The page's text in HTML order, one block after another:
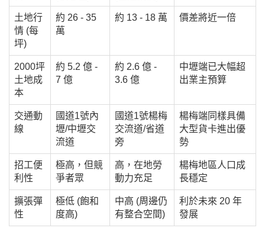
土地行
情 (每
坪)
約 26 - 35
萬
約 13 - 18 萬 價差將近一倍
2000坪
土地成
本
約 5.2 億 -
7 億
約 2.6 億 -
3.6 億
中壢端已大幅超
出業主預算
交通動
線
國道1號內
壢/中壢交
流道
國道1號楊梅
交流道/省道
旁
楊梅端同樣具備
大型貨卡進出優
勢
招工便
利性
極高，但競
爭者眾
高，在地勞
動力充足
楊梅地區人口成
長穩定
擴張彈
性
極低 (飽和
度高)
中高 (周邊仍
有整合空間)
利於未來 20 年
發展